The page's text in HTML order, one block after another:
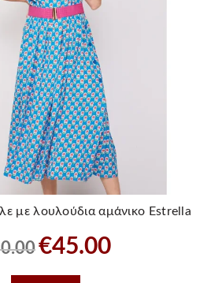
με λουλούδια αμάνικο Estrella
Original
price
was:
€45.00